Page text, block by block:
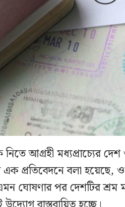
আগ্রহী মধ্যপ্রাচ্যের
প্রতিবেদনে বলা হয়েছে,
ঘোষণার পর দেশটির শ্রম